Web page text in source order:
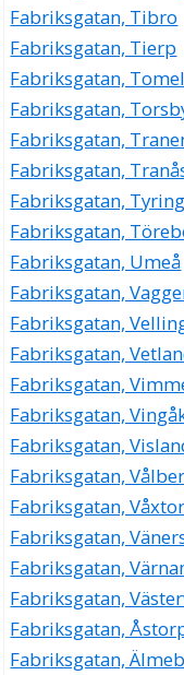
Fabriksgatan, Tibro
Fabriksgatan, Tierp
Fabriksgatan,
Fabriksgatan,
Fabriksgatan,
Fabriksgatan,
Fabriksgatan,
Fabriksgatan,
Fabriksgatan, Umeå
Fabriksgatan,
Fabriksgatan,
Fabriksgatan,
Fabriksgatan,
Fabriksgatan,
Fabriksgatan,
Fabriksgatan,
Fabriksgatan,
Fabriksgatan,
Fabriksgatan,
Fabriksgatan,
Fabriksgatan,
Fabriksgatan,